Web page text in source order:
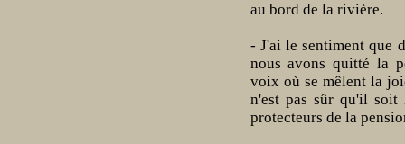
au bord de la rivière.
- J'ai le sentiment que
nous avons quitté la
voix où se mêlent la
n'est pas sûr qu'il soit
protecteurs de la